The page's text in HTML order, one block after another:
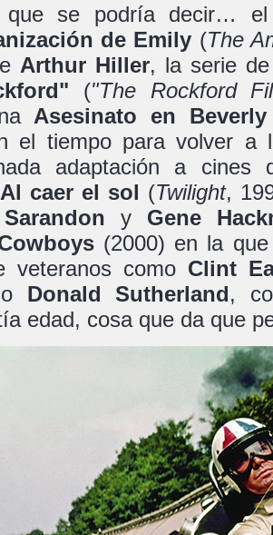
se podría decir…
de Emily (The
Arthur Hiller, la serie
("The Rockford
Asesinato en
el tiempo para volver a
adaptación a
Al caer el sol (Twilight,
y Gene
(2000) en la que
veteranos como Clint
Donald Sutherland,
edad, cosa que da que